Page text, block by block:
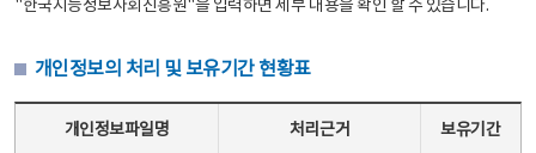
"한국지능정보사회진흥원"을 입력하면 세부 내용을 확인 할 수 있습니다.
개인정보의 처리 및 보유기간 현황표
개인정보파일명 처리근거 보유기간